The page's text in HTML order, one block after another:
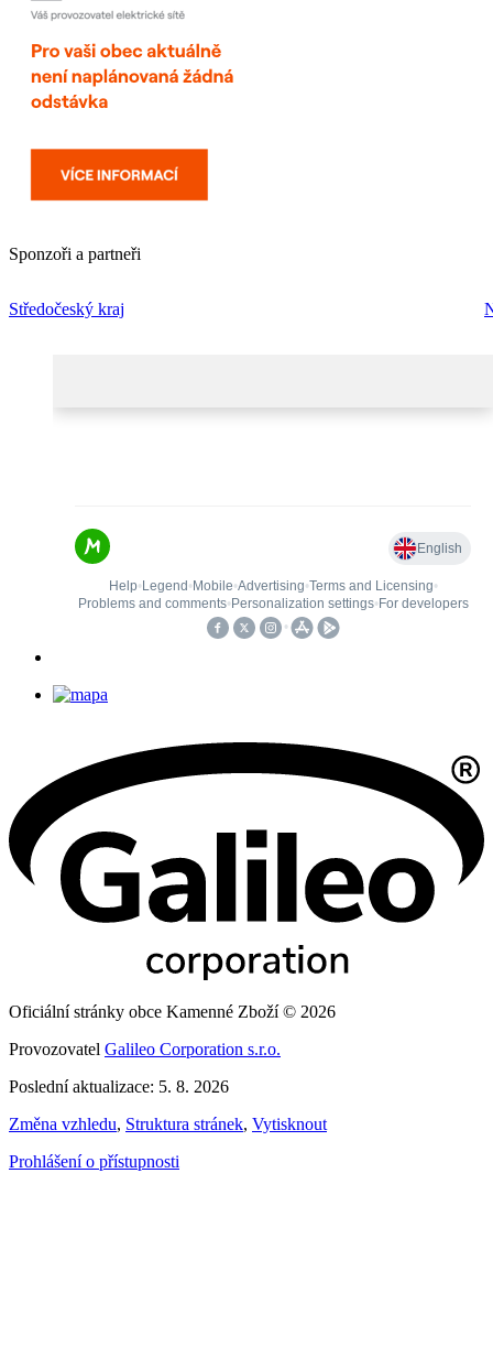
Sponzoři a partneři
Středočeský kraj
Oficiální stránky obce Kamenné Zboží © 2026
Provozovatel Galileo Corporation s.r.o.
Poslední aktualizace: 5. 8. 2026
Změna vzhledu, Struktura stránek, Vytisknout
Prohlášení o přístupnosti